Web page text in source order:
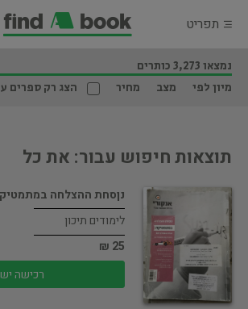
תפריט
נמצאו 3,273 כותרים
מיון לפי
מצב מחיר הצג רק ספרים
תוצאות חיפוש עבור: את כל
נןסחת ההצלחה
לימודים תיכון
25 ₪
רכישה